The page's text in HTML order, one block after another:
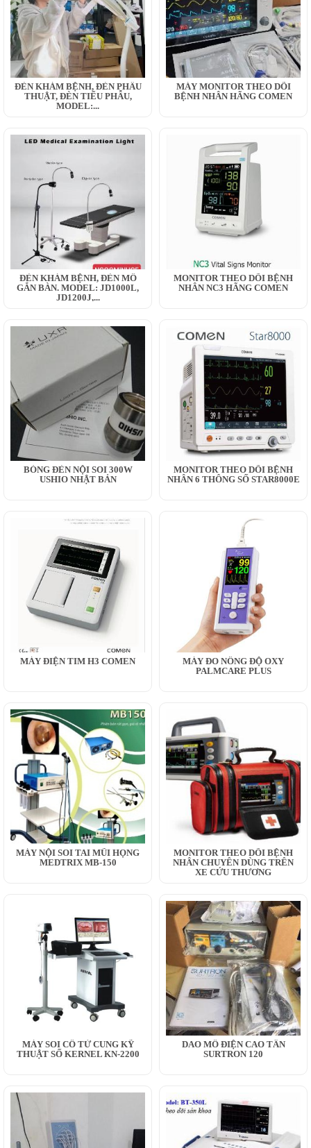
ĐÈN KHÁM BỆNH, ĐÈN PHẪU
THUẬT, ĐÈN TIỂU PHẪU,
MODEL:...
MÁY MONITOR THEO DÕI
BỆNH NHÂN HÃNG COMEN
ĐÈN KHÁM BỆNH, ĐÈN MỔ
GẮN BÀN. MODEL: JD1000L,
JD1200J,...
MONITOR THEO DÕI BỆNH
NHÂN NC3 HÃNG COMEN
BÓNG ĐÈN NỘI SOI 300W
USHIO NHẬT BẢN
MONITOR THEO DÕI BỆNH
NHÂN 6 THÔNG SỐ STAR8000E
MÁY ĐIỆN TIM H3 COMEN
MÁY ĐO NỒNG ĐỘ OXY
PALMCARE PLUS
MÁY NỘI SOI TAI MŨI HỌNG
MEDTRIX MB-150
MONITOR THEO DÕI BỆNH
NHÂN CHUYÊN DÙNG TRÊN
XE CỨU THƯƠNG
MÁY SOI CỔ TỬ CUNG KỸ
THUẬT SỐ KERNEL KN-2200
DAO MỔ ĐIỆN CAO TẦN
SURTRON 120